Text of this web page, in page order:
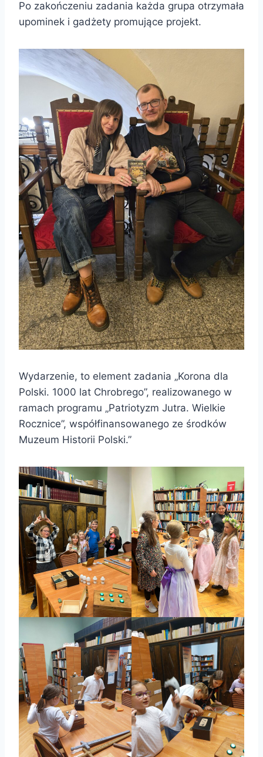
Po zakończeniu zadania każda grupa otrzymała
upominek i gadżety promujące projekt.
Wydarzenie, to element zadania „Korona dla
Polski. 1000 lat Chrobrego”, realizowanego w
ramach programu „Patriotyzm Jutra. Wielkie
Rocznice”, współfinansowanego ze środków
Muzeum Historii Polski.”